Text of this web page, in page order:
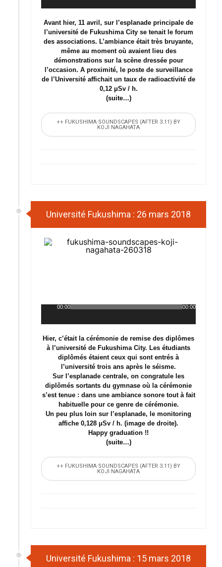
Avant hier, 11 avril, sur l’esplanade principale de
l’université de Fukushima City se tenait le forum
des associations. L’ambiance était très bruyante,
même au moment où avaient lieu des
démonstrations sur la scène dressée pour
l’occasion. A proximité, le poste de surveillance
de l’Université affichait un taux de radioactivité de
0,12 μSv / h.
(suite…)
++ FUKUSHIMA SOUNDSCAPES (AFTER 3.11) BY
KOJI NAGAHATA
Université Fukushima : 26 mars 2018
Lecteur
00:00 00:00
Hier, c’était la cérémonie de remise des diplômes
à l’université de Fukushima City. Les étudiants
diplômés étaient ceux qui sont entrés à
l’université trois ans après le séisme.
Sur l’esplanade centrale, on congratule les
diplômés sortants du gymnase où la cérémonie
s’est tenue : dans une ambiance sonore tout à fait
habituelle pour ce genre de cérémonie.
Un peu plus loin sur l’esplanade, le monitoring
affiche 0,128 μSv / h. (image de droite).
Happy graduation !!
(suite…)
++ FUKUSHIMA SOUNDSCAPES (AFTER 3.11) BY
KOJI NAGAHATA
Université Fukushima : 15 mars 2018